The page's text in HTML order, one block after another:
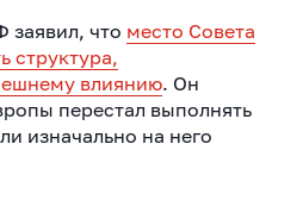
заявил, что место Совета
структура,
влиянию. Он
перестал выполнять
изначально на него